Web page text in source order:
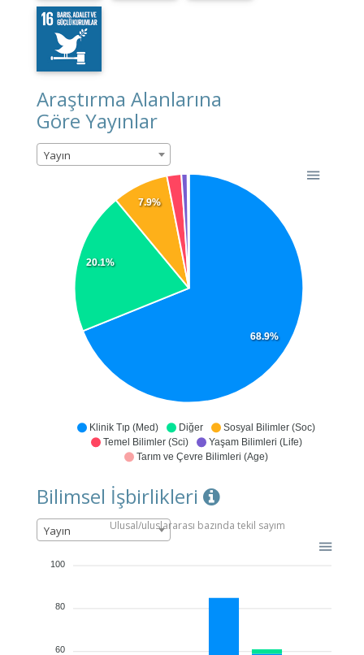
Araştırma Alanlarına
Göre Yayınlar
Yayın
Klinik Tıp (Med) Diğer
Sosyal Bilimler (Soc)
Temel Bilimler (Sci)
Yaşam Bilimleri (Life)
Tarım ve Çevre Bilimleri (Age)
68.9%
20.1%
7.9%
Bilimsel İşbirlikleri
Yayın Ulusal/uluslararası bazında tekil sayım
100
80
60